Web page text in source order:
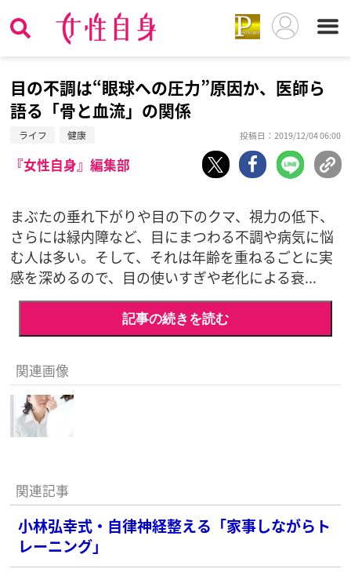
目の不調は“眼球への圧力”原因か、医師ら
語る「骨と血流」の関係
ライフ 健康 投稿日：2019/12/04 06:00
『女性自身』編集部
まぶたの垂れ下がりや目の下のクマ、視力の低下、
さらには緑内障など、目にまつわる不調や病気に悩
む人は多い。そして、それは年齢を重ねるごとに実
感を深めるので、目の使いすぎや老化による衰...
記事の続きを読む
関連画像
関連記事
小林弘幸式・自律神経整える「家事しながらト
レーニング」